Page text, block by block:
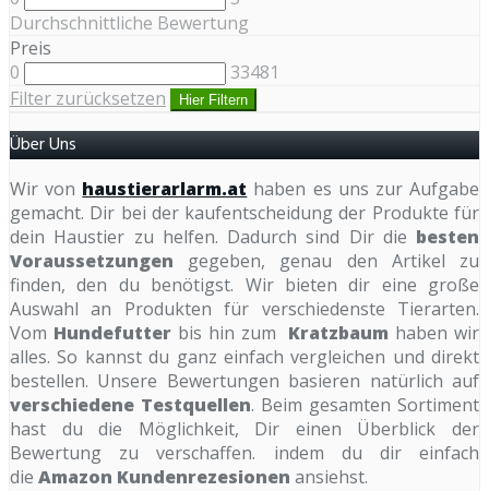
Durchschnittliche Bewertung
Preis
0
33481
Filter zurücksetzen
Hier Filtern
Über Uns
Wir von haustierarlarm.at haben es uns zur Aufgabe
gemacht. Dir bei der kaufentscheidung der Produkte für
dein Haustier zu helfen. Dadurch sind Dir die besten
Voraussetzungen gegeben, genau den Artikel zu
finden, den du benötigst. Wir bieten dir eine große
Auswahl an Produkten für verschiedenste Tierarten.
Vom Hundefutter bis hin zum Kratzbaum haben wir
alles. So kannst du ganz einfach vergleichen und direkt
bestellen. Unsere Bewertungen basieren natürlich auf
verschiedene Testquellen. Beim gesamten Sortiment
hast du die Möglichkeit, Dir einen Überblick der
Bewertung zu verschaffen. indem du dir einfach
die Amazon Kundenrezesionen ansiehst.